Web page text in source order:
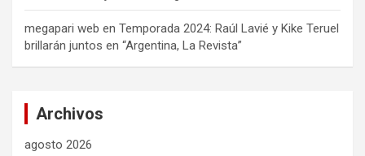
megapari web en Temporada 2024: Raúl Lavié y Kike Teruel
brillarán juntos en “Argentina, La Revista”
Archivos
agosto 2026